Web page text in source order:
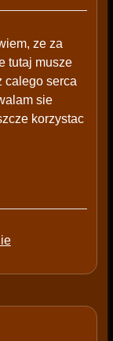
ze za
tutaj musze
calego serca
sie
korzystac